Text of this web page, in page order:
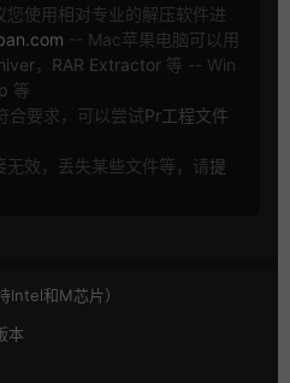
使用相对专业的解压软件进
-- Mac苹果电脑可以用
， RAR Extractor 等 -- Win
等
要求，可以尝试Pr工程文件
效，丢失某些文件等，请提
Intel和M芯片）
本